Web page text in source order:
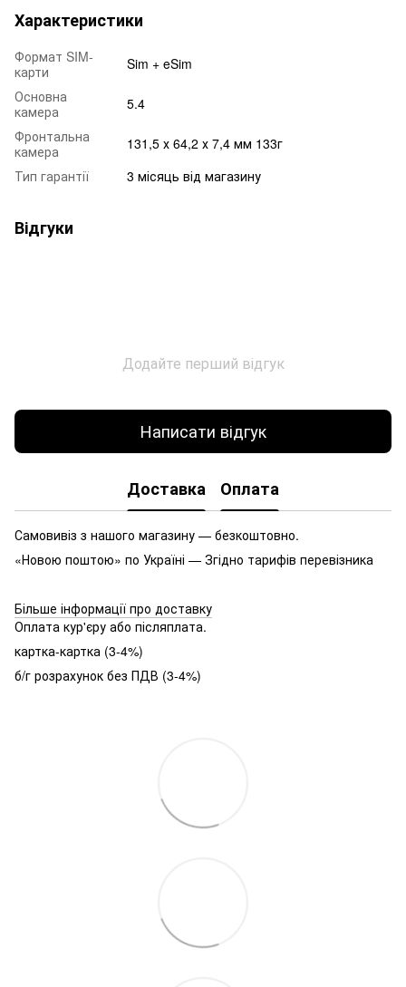
Характеристики
Формат SIM-
карти
Sim + eSim
Основна
камера
5.4
Фронтальна
камера
131,5 х 64,2 х 7,4 мм 133г
Тип гарантії
3 місяць від магазину
Відгуки
Додайте перший відгук
Написати відгук
Доставка Оплата
Самовивіз з нашого магазину — безкоштовно.
«Новою поштою» по Україні — Згідно тарифів перевізника
Більше інформації про доставку
Оплата кур'єру або післяплата.
картка-картка (3-4%)
б/г розрахунок без ПДВ (3-4%)